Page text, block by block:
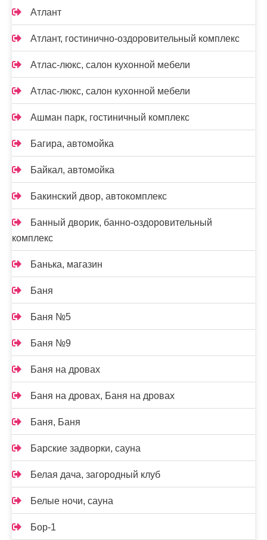
Атлант
Атлант, гостинично-оздоровительный комплекс
Атлас-люкс, салон кухонной мебели
Атлас-люкс, салон кухонной мебели
Ашман парк, гостиничный комплекс
Багира, автомойка
Байкал, автомойка
Бакинский двор, автокомплекс
Банный дворик, банно-оздоровительный
комплекс
Банька, магазин
Баня
Баня №5
Баня №9
Баня на дровах
Баня на дровах, Баня на дровах
Баня, Баня
Барские задворки, сауна
Белая дача, загородный клуб
Белые ночи, сауна
Бор-1